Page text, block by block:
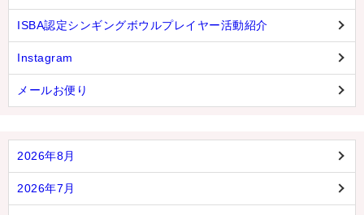
ISBA認定シンギングボウルプレイヤー活動紹介
Instagram
メールお便り
2026年8月
2026年7月